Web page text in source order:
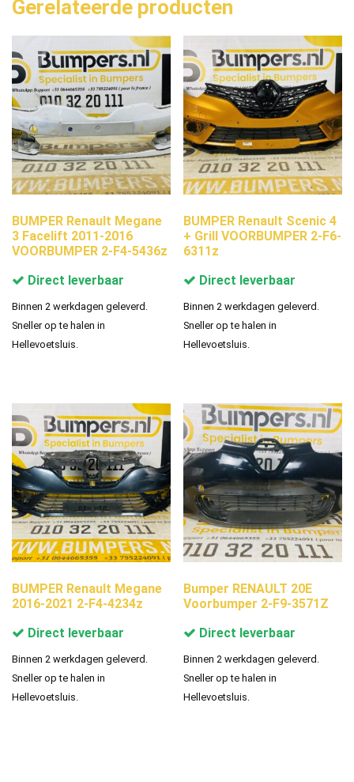
Gerelateerde producten
BUMPER Renault Megane
3 Facelift 2011-2016
VOORBUMPER 2-F4-5436z
Direct leverbaar
Binnen 2 werkdagen geleverd.
Sneller op te halen in
Hellevoetsluis.
BUMPER Renault Scenic 4
+ Grill VOORBUMPER 2-F6-
6311z
Direct leverbaar
Binnen 2 werkdagen geleverd.
Sneller op te halen in
Hellevoetsluis.
BUMPER Renault Megane
2016-2021 2-F4-4234z
Direct leverbaar
Binnen 2 werkdagen geleverd.
Sneller op te halen in
Hellevoetsluis.
Bumper RENAULT 20E
Voorbumper 2-F9-3571Z
Direct leverbaar
Binnen 2 werkdagen geleverd.
Sneller op te halen in
Hellevoetsluis.